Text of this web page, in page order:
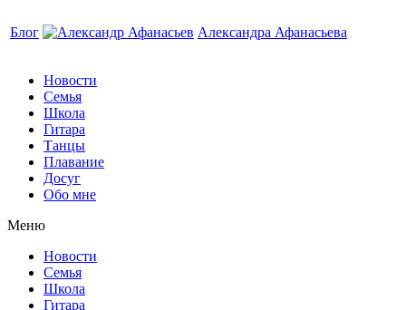
Блог Александра Афанасьева
Новости
Семья
Школа
Гитара
Танцы
Плавание
Досуг
Обо мне
Меню
Новости
Семья
Школа
Гитара